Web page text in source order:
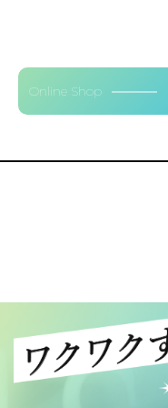
Online Shop